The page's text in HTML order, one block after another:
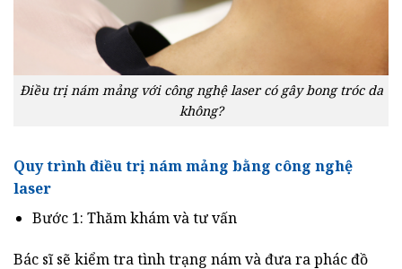
Điều trị nám mảng với công nghệ laser có gây bong tróc da
không?
Quy trình điều trị nám mảng bằng công nghệ
laser
Bước 1: Thăm khám và tư vấn
Bác sĩ sẽ kiểm tra tình trạng nám và đưa ra phác đồ